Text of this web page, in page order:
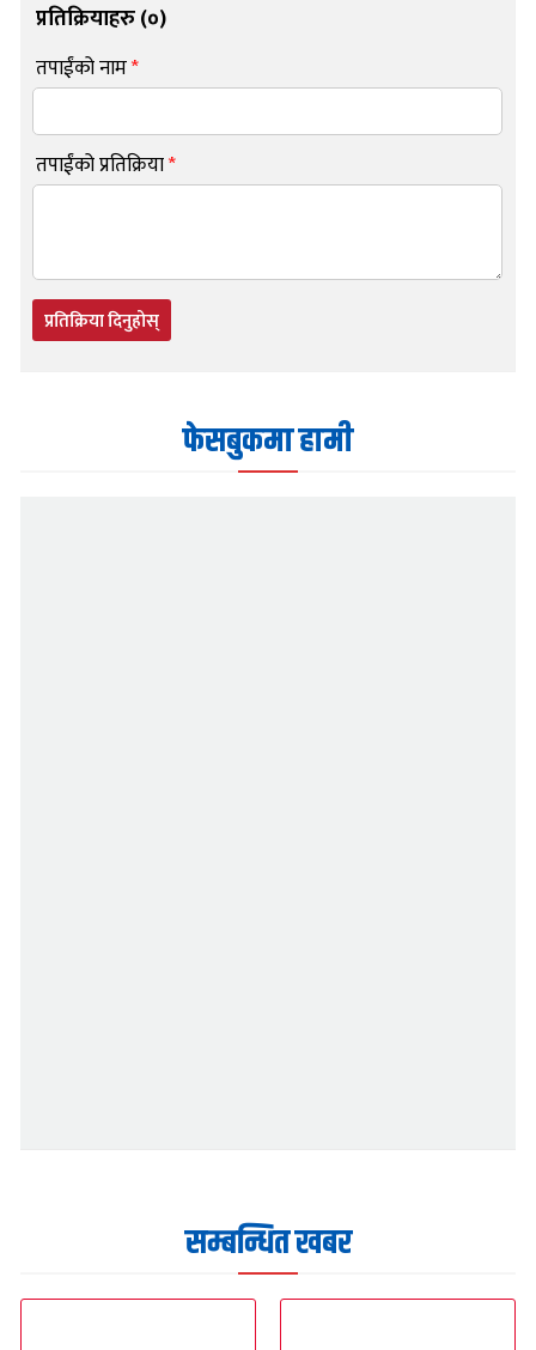
प्रतिक्रियाहरु (०)
तपाईंको नाम*
तपाईंको प्रतिक्रिया*
प्रतिक्रिया दिनुहोस्
फेसबुकमा हामी
सम्बन्धित खबर